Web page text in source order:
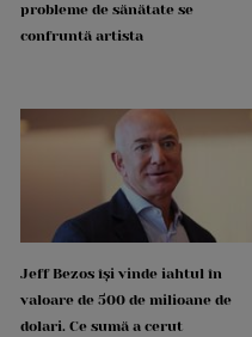
probleme de sănătate se
confruntă artista
Jeff Bezos își vinde iahtul în
valoare de 500 de milioane de
dolari. Ce sumă a cerut